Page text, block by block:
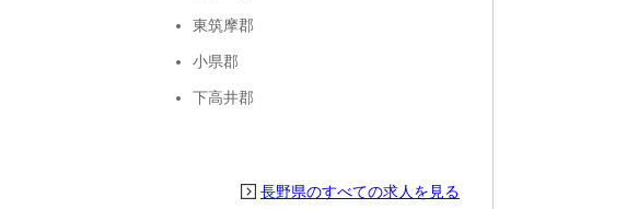
東筑摩郡
小県郡
下高井郡
長野県のすべての求人を見る